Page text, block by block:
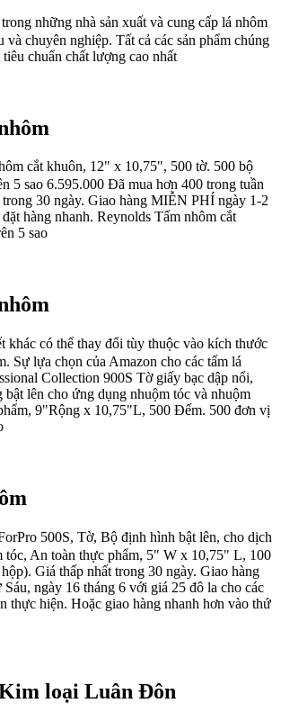
những nhà sản xuất và cung cấp lá nhôm
và chuyên nghiệp. Tất cả các sản phẩm chúng
chuẩn chất lượng cao nhất
cắt khuôn, 12" x 10,75", 500 tờ. 500 bộ
5 sao 6.595.000 Đã mua hơn 400 trong tuần
30 ngày. Giao hàng MIỄN PHÍ ngày 1-2
hàng nhanh. Reynolds Tấm nhôm cắt
5 sao
khác có thể thay đổi tùy thuộc vào kích thước
Sự lựa chọn của Amazon cho các tấm lá
Collection 900S Tờ giấy bạc dập nổi,
lên cho ứng dụng nhuộm tóc và nhuộm
9"Rộng x 10,75"L, 500 Đếm. 500 đơn vị
500S, Tờ, Bộ định hình bật lên, cho dịch
tóc, An toàn thực phẩm, 5" W x 10,75" L, 100
Giá thấp nhất trong 30 ngày. Giao hàng
ngày 16 tháng 6 với giá 25 đô la cho các
thực hiện. Hoặc giao hàng nhanh hơn vào thứ
loại Luân Đôn